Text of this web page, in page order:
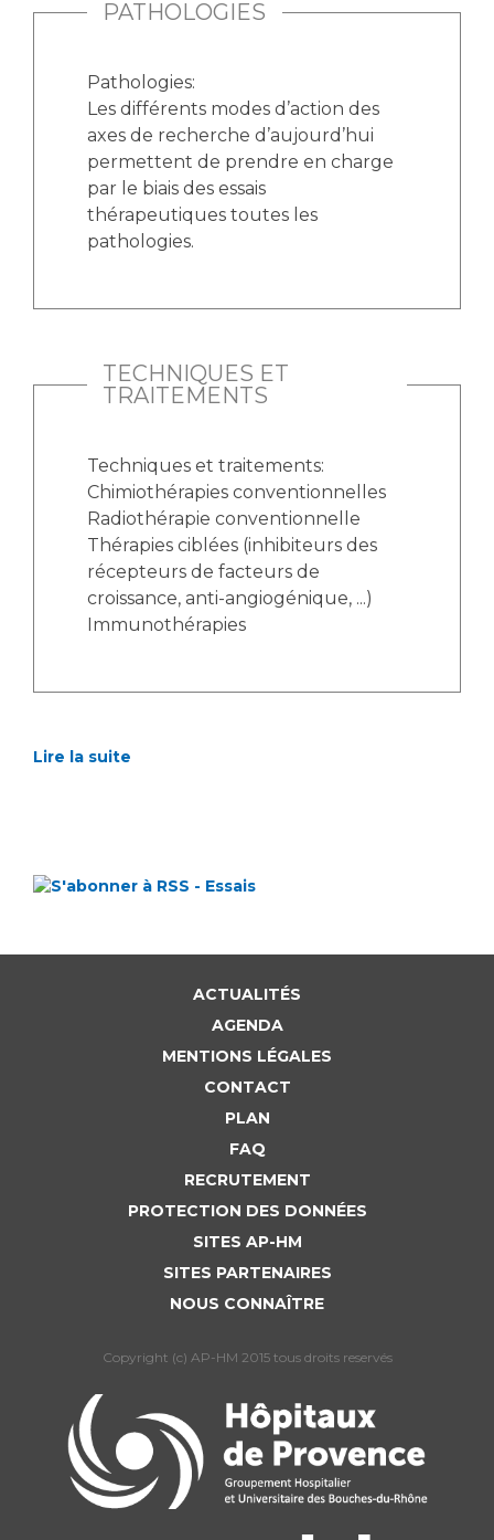
PATHOLOGIES
Pathologies:
Les différents modes d’action des
axes de recherche d’aujourd’hui
permettent de prendre en charge
par le biais des essais
thérapeutiques toutes les
pathologies.
TECHNIQUES ET
TRAITEMENTS
Techniques et traitements:
Chimiothérapies conventionnelles
Radiothérapie conventionnelle
Thérapies ciblées (inhibiteurs des
récepteurs de facteurs de
croissance, anti-angiogénique, ...)
Immunothérapies
Lire la suite
ACTUALITÉS
AGENDA
MENTIONS LÉGALES
CONTACT
PLAN
FAQ
RECRUTEMENT
PROTECTION DES DONNÉES
SITES AP-HM
SITES PARTENAIRES
NOUS CONNAÎTRE
Copyright (c) AP-HM 2015 tous droits reservés